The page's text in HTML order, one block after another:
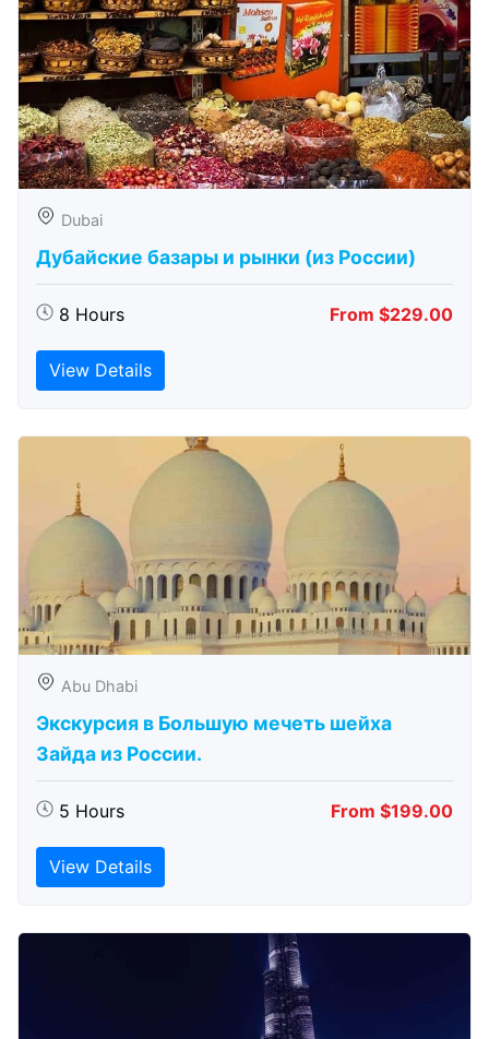
Dubai
Дубайские базары и рынки (из России)
8 Hours From $229.00
View Details
Abu Dhabi
Экскурсия в Большую мечеть шейха
Зайда из России.
5 Hours From $199.00
View Details